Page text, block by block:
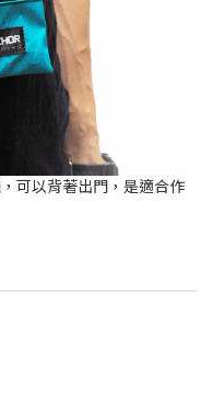
可以背著出門，是適合作